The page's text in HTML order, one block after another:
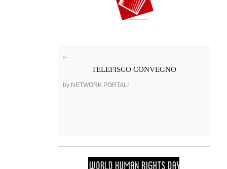
>
TELEFISCO CONVEGNO
by NETWORK PORTALI